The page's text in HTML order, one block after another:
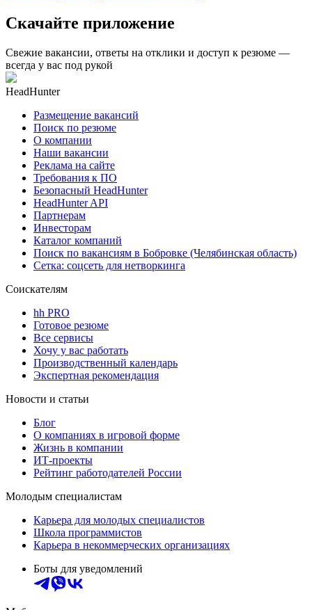
Скачайте приложение
Свежие вакансии, ответы на отклики и доступ к резюме —
всегда у вас под рукой
HeadHunter
Размещение вакансий
Поиск по резюме
О компании
Наши вакансии
Реклама на сайте
Требования к ПО
Безопасный HeadHunter
HeadHunter API
Партнерам
Инвесторам
Каталог компаний
Поиск по вакансиям в Бобровке (Челябинская область)
Сетка: соцсеть для нетворкинга
Соискателям
hh PRO
Готовое резюме
Все сервисы
Хочу у вас работать
Производственный календарь
Экспертная рекомендация
Новости и статьи
Блог
О компаниях в игровой форме
Жизнь в компании
ИТ-проекты
Рейтинг работодателей России
Молодым специалистам
Карьера для молодых специалистов
Школа программистов
Карьера в некоммерческих организациях
Боты для уведомлений